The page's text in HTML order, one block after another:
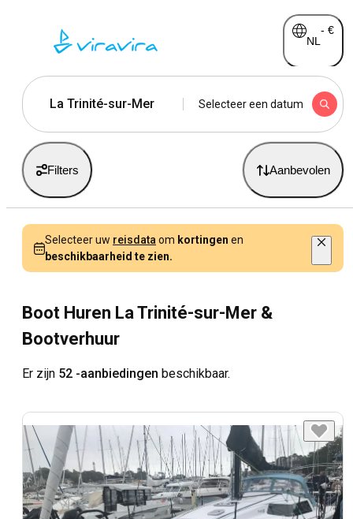
NL
- €
La Trinité-sur-Mer Selecteer een datum
Filters Aanbevolen
Selecteer uw reisdata om kortingen en
beschikbaarheid te zien.
Boot Huren La Trinité-sur-Mer &
Bootverhuur
Er zijn 52 -aanbiedingen beschikbaar.